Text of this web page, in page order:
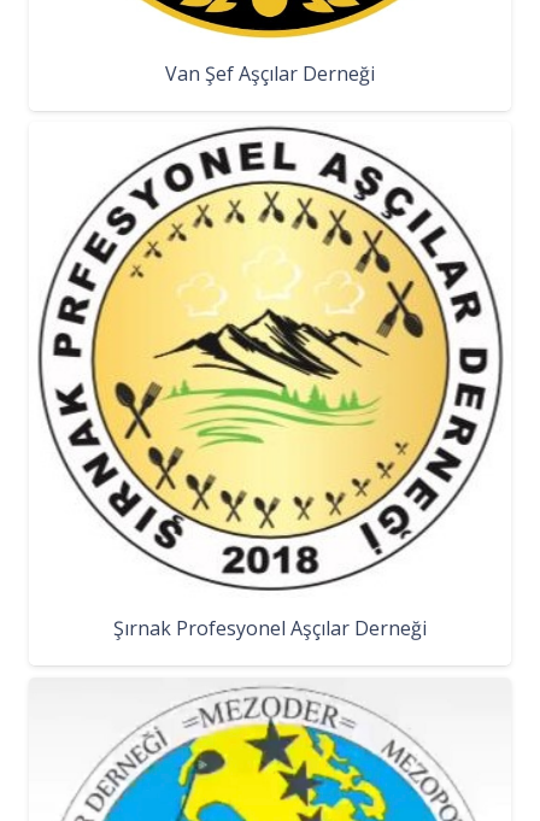
Van Şef Aşçılar Derneği
Şırnak Profesyonel Aşçılar Derneği